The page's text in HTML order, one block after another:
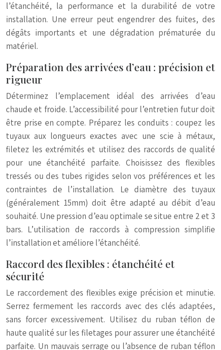
l’étanchéité, la performance et la durabilité de votre
installation. Une erreur peut engendrer des fuites, des
dégâts importants et une dégradation prématurée du
matériel.
Préparation des arrivées d’eau : précision et
rigueur
Déterminez l’emplacement idéal des arrivées d’eau
chaude et froide. L’accessibilité pour l’entretien futur doit
être prise en compte. Préparez les conduits : coupez les
tuyaux aux longueurs exactes avec une scie à métaux,
filetez les extrémités et utilisez des raccords de qualité
pour une étanchéité parfaite. Choisissez des flexibles
tressés ou des tubes rigides selon vos préférences et les
contraintes de l’installation. Le diamètre des tuyaux
(généralement 15mm) doit être adapté au débit d’eau
souhaité. Une pression d’eau optimale se situe entre 2 et 3
bars. L’utilisation de raccords à compression simplifie
l’installation et améliore l’étanchéité.
Raccord des flexibles : étanchéité et
sécurité
Le raccordement des flexibles exige précision et minutie.
Serrez fermement les raccords avec des clés adaptées,
sans forcer excessivement. Utilisez du ruban téflon de
haute qualité sur les filetages pour assurer une étanchéité
parfaite. Un mauvais serrage ou l’absence de ruban téflon